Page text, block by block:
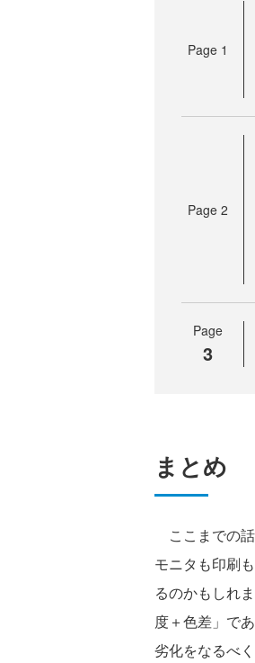
Page 1
Page 2
Page
3
まとめ
ここまでの
モニタも印刷
るのかもしれ
度＋色差」で
劣化をなるべ